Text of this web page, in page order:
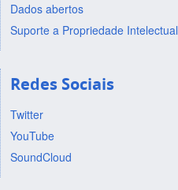
Dados abertos
Suporte a Propriedade Intelectual
Redes Sociais
Twitter
YouTube
SoundCloud